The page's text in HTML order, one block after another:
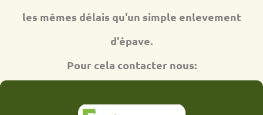
les mêmes délais qu'un simple enlevement
d'épave.
Pour cela contacter nous: